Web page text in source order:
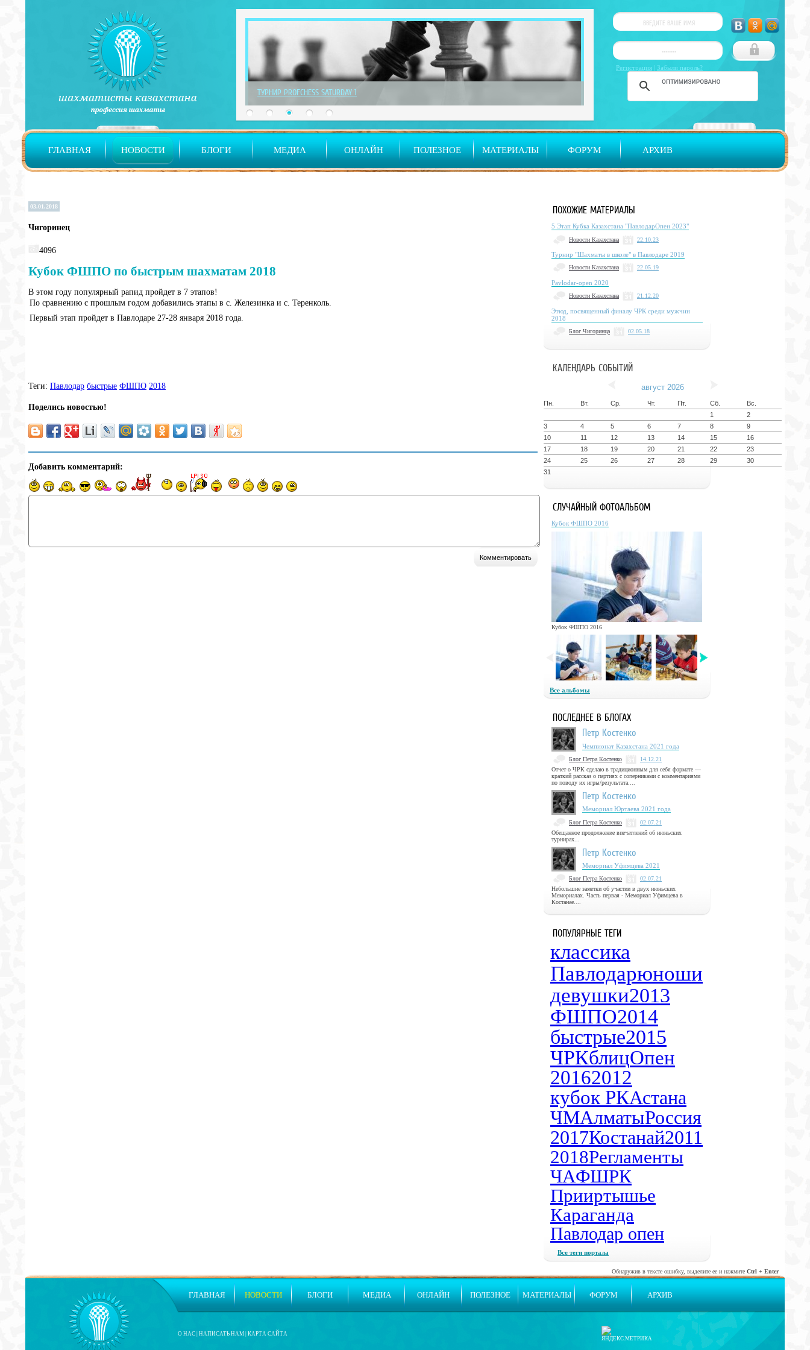
ГЛАВНАЯ НОВОСТИ БЛОГИ МЕДИА ОНЛАЙН ПОЛЕЗНОЕ МАТЕРИАЛЫ ФОРУМ АРХИВ
Регистрация | Забыли пароль?
ТУРНИР PROFCHESS SATURDAY 1
03.01.2018
Чигоринец
4096
Кубок ФШПО по быстрым шахматам 2018
В этом году популярный рапид пройдет в 7 этапов!
По сравнению с прошлым годом добавились этапы в с. Железинка и с. Теренколь.
Первый этап пройдет в Павлодаре 27-28 января 2018 года.
Теги: Павлодар быстрые ФШПО 2018
Поделись новостью!
Добавить комментарий:
ПОХОЖИЕ МАТЕРИАЛЫ
5 Этап Кубка Казахстана "ПавлодарОпен 2023"
Новости Казахстана 22.10.23
Турнир "Шахматы в школе" в Павлодаре 2019
Новости Казахстана 22.05.19
Pavlodar-open 2020
Новости Казахстана 21.12.20
Этюд, посвященный финалу ЧРК среди мужчин
2018
Блог Чигоринца 02.05.18
КАЛЕНДАРЬ СОБЫТИЙ
август 2026
Пн. Вт. Ср. Чт. Пт. Сб.
Вс.
1
2
3
4 5 6 7 8
9
10
11 12 13 14 15
16
17
18 19 20 21 22
23
24
25 26 27 28 29
30
31
СЛУЧАЙНЫЙ ФОТОАЛЬБОМ
Кубок ФШПО 2016
Кубок ФШПО 2016
Все альбомы
ПОСЛЕДНЕЕ В БЛОГАХ
Петр Костенко
Чемпионат Казахстана 2021 года
Блог Петра Костенко
14.12.21
Отчет о ЧРК сделаю в традиционным для себя формате —
краткий рассказ о партиях с соперниками с комментариями
по поводу их игры/результата....
Петр Костенко
Мемориал Юртаева 2021 года
Блог Петра Костенко
02.07.21
Обещанное продолжение впечатлений об июньских
турнирах...
Петр Костенко
Мемориал Уфимцева 2021
Блог Петра Костенко
02.07.21
Небольшие заметки об участии в двух июньских
Мемориалах. Часть первая - Мемориал Уфимцева в
Костанае....
ПОПУЛЯРНЫЕ ТЕГИ
классика
Павлодарюноши
девушки2013
ФШПО2014
быстрые2015
ЧРКблицОпен
20162012
кубок РКАстана
ЧМАлматыРоссия
2017Костанай2011
2018Регламенты
ЧАФШРК
Прииртышье
Караганда
Павлодар опен
Все теги портала
Обнаружив в тексте ошибку, выделите ее и нажмите Ctrl + Enter
О НАС НАПИСАТЬ НАМ КАРТА САЙТА
ГЛАВНАЯ НОВОСТИ БЛОГИ МЕДИА ОНЛАЙН ПОЛЕЗНОЕ МАТЕРИАЛЫ ФОРУМ АРХИВ